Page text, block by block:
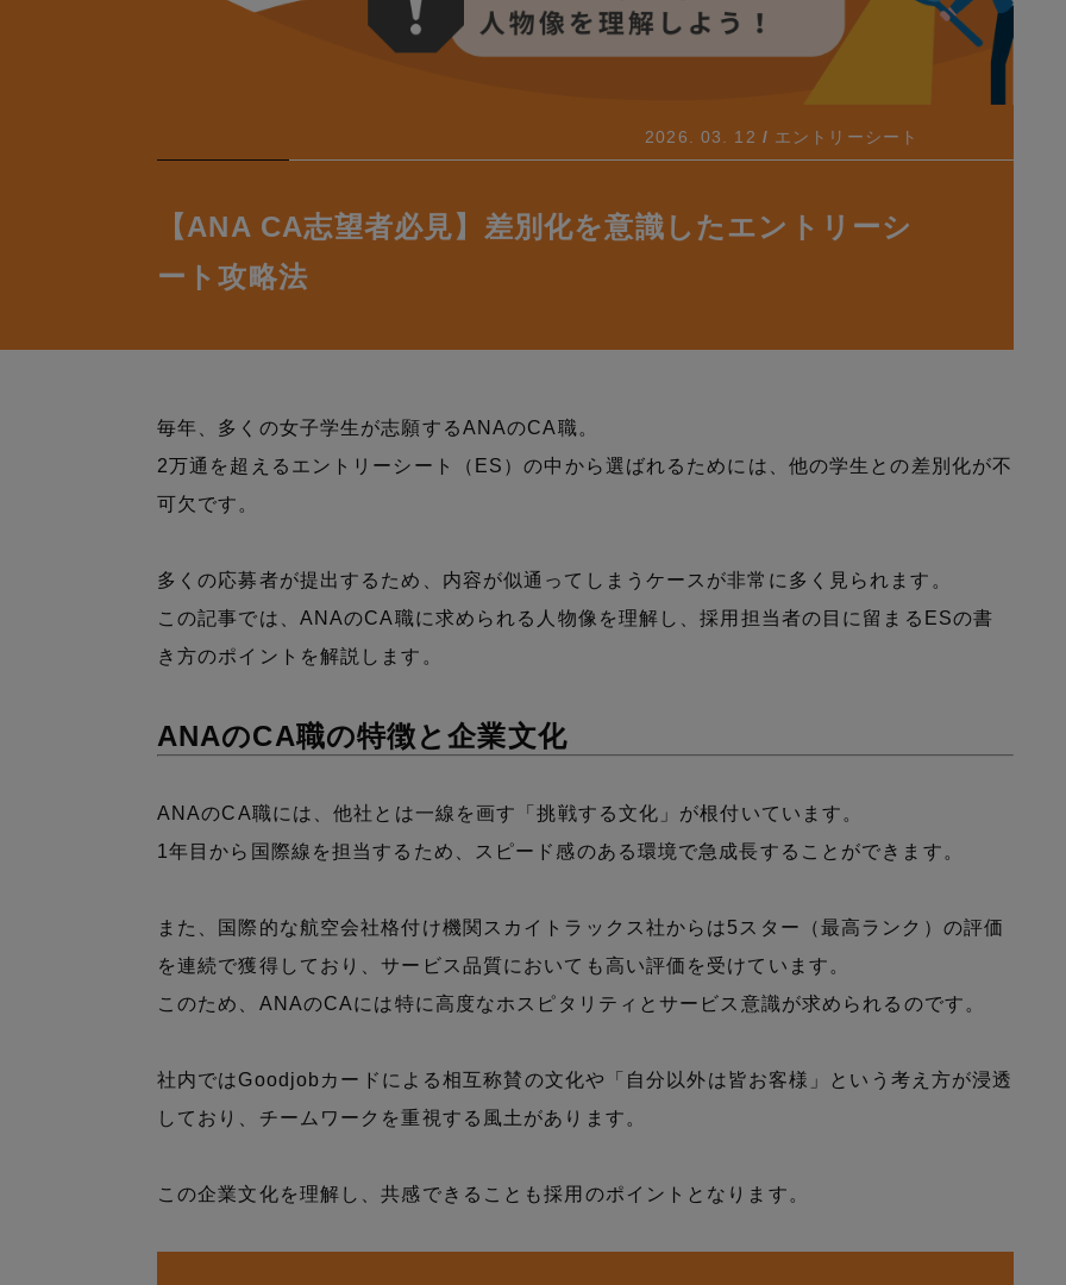
2026. 03. 12 エントリーシート
【ANA CA志望者必見】差別化を意識したエントリーシ
ート攻略法
毎年、多くの女子学生が志願するANAのCA職。
2万通を超えるエントリーシート（ES）の中から選ばれるためには、他の学生との差別化が不
可欠です。
多くの応募者が提出するため、内容が似通ってしまうケースが非常に多く見られます。
この記事では、ANAのCA職に求められる人物像を理解し、採用担当者の目に留まるESの書
き方のポイントを解説します。
ANAのCA職の特徴と企業文化
ANAのCA職には、他社とは一線を画す「挑戦する文化」が根付いています。
1年目から国際線を担当するため、スピード感のある環境で急成長することができます。
また、国際的な航空会社格付け機関スカイトラックス社からは5スター（最高ランク）の評価
を連続で獲得しており、サービス品質においても高い評価を受けています。
このため、ANAのCAには特に高度なホスピタリティとサービス意識が求められるのです。
社内ではGoodjobカードによる相互称賛の文化や「自分以外は皆お客様」という考え方が浸透
しており、チームワークを重視する風土があります。
この企業文化を理解し、共感できることも採用のポイントとなります。